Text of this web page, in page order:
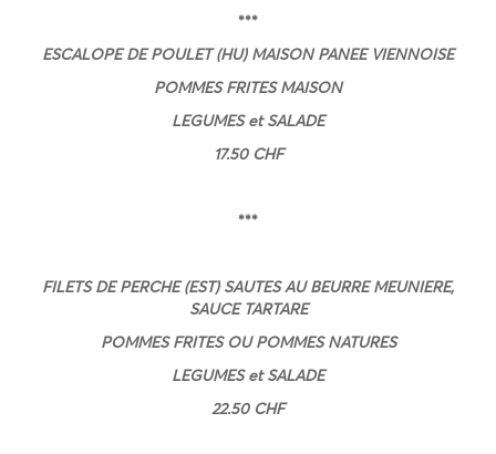
***
ESCALOPE DE POULET (HU) MAISON PANEE VIENNOISE
POMMES FRITES MAISON
LEGUMES et SALADE
17.50 CHF
***
FILETS DE PERCHE (EST) SAUTES AU BEURRE MEUNIERE,
SAUCE TARTARE
POMMES FRITES OU POMMES NATURES
LEGUMES et SALADE
22.50 CHF